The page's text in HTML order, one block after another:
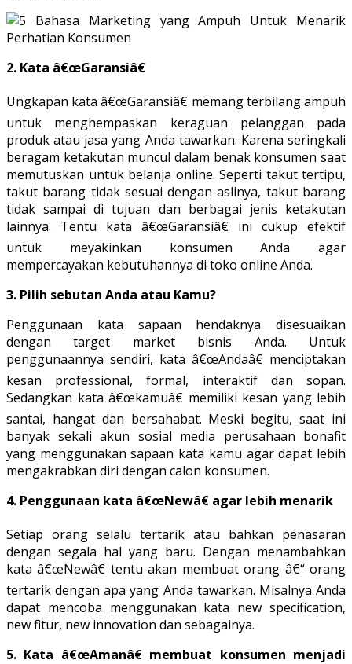
2. Kata â€œGaransiâ€
Ungkapan kata â€œGaransiâ€ memang terbilang ampuh
untuk menghempaskan keraguan pelanggan pada
produk atau jasa yang Anda tawarkan. Karena seringkali
beragam ketakutan muncul dalam benak konsumen saat
memutuskan untuk belanja online. Seperti takut tertipu,
takut barang tidak sesuai dengan aslinya, takut barang
tidak sampai di tujuan dan berbagai jenis ketakutan
lainnya. Tentu kata â€œGaransiâ€ ini cukup efektif
untuk meyakinkan konsumen Anda agar
mempercayakan kebutuhannya di toko online Anda.
3. Pilih sebutan Anda atau Kamu?
Penggunaan kata sapaan hendaknya disesuaikan
dengan target market bisnis Anda. Untuk
penggunaannya sendiri, kata â€œAndaâ€ menciptakan
kesan professional, formal, interaktif dan sopan.
Sedangkan kata â€œkamuâ€ memiliki kesan yang lebih
santai, hangat dan bersahabat. Meski begitu, saat ini
banyak sekali akun sosial media perusahaan bonafit
yang menggunakan sapaan kata kamu agar dapat lebih
mengakrabkan diri dengan calon konsumen.
4. Penggunaan kata â€œNewâ€ agar lebih menarik
Setiap orang selalu tertarik atau bahkan penasaran
dengan segala hal yang baru. Dengan menambahkan
kata â€œNewâ€ tentu akan membuat orang â€“ orang
tertarik dengan apa yang Anda tawarkan. Misalnya Anda
dapat mencoba menggunakan kata new specification,
new fitur, new innovation dan sebagainya.
5. Kata â€œAmanâ€ membuat konsumen menjadi